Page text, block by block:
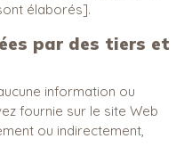
élaborés].
par des tiers et
information ou
fournie sur le site Web
ou indirectement,